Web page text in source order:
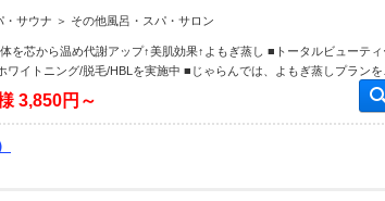
・サウナ ＞ その他風呂・スパ・サロン
を芯から温め代謝アップ↑美肌効果↑よもぎ蒸し ■トータルビューテ
ワイトニング/脱毛/HBLを実施中 ■じゃらんでは、よもぎ蒸しプラン
3,850円～